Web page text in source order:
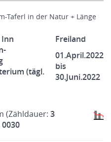
Taferl in der Natur + Länge
Freiland
(tägl.
01.April.2022
bis
30.Juni.2022
(Zähldauer: 3
0030